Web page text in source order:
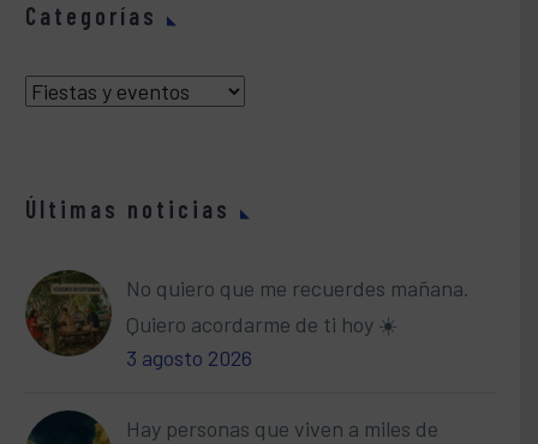
Categorías
Categorías
Últimas noticias
No quiero que me recuerdes mañana.
Quiero acordarme de ti hoy ☀️
3 agosto 2026
Hay personas que viven a miles de